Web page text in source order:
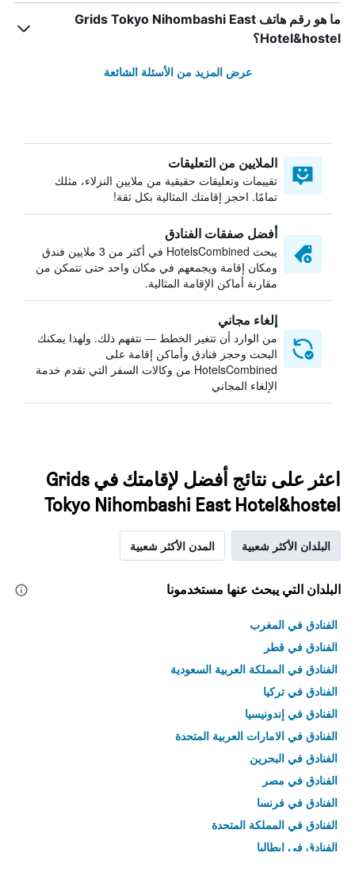
ما هو رقم هاتف Grids Tokyo Nihombashi East
Hotel&hostel؟
عرض المزيد من الأسئلة الشائعة
الملايين من التعليقات
تقييمات وتعليقات حقيقية من ملايين النزلاء، مثلك
تمامًا. احجز إقامتك المثالية بكل ثقة!
أفضل صفقات الفنادق
يبحث HotelsCombined في أكثر من 3 ملايين فندق
ومكان إقامة ويجمعهم في مكان واحد حتى تتمكن من
مقارنة أماكن الإقامة المثالية.
إلغاء مجاني
من الوارد أن تتغير الخطط — نتفهم ذلك. ولهذا يمكنك
البحث وحجز فنادق وأماكن إقامة على
HotelsCombined من وكالات السفر التي تقدم خدمة
الإلغاء المجاني
اعثر على نتائج أفضل لإقامتك في Grids
Tokyo Nihombashi East Hotel&hostel
البلدان الأكثر شعبية المدن الأكثر شعبية
البلدان التي يبحث عنها مستخدمونا
الفنادق في المغرب
الفنادق في قطر
الفنادق في المملكة العربية السعودية
الفنادق في تركيا
الفنادق في إندونيسيا
الفنادق في الامارات العربية المتحدة
الفنادق في البحرين
الفنادق في مصر
الفنادق في فرنسا
الفنادق في المملكة المتحدة
الفنادق في إيطاليا